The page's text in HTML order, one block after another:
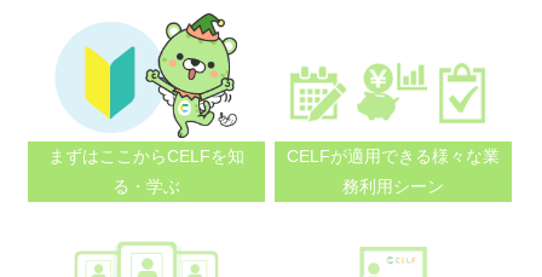
まずはここからCELFを知
る・学ぶ
CELFが適用できる様々な業
務利用シーン